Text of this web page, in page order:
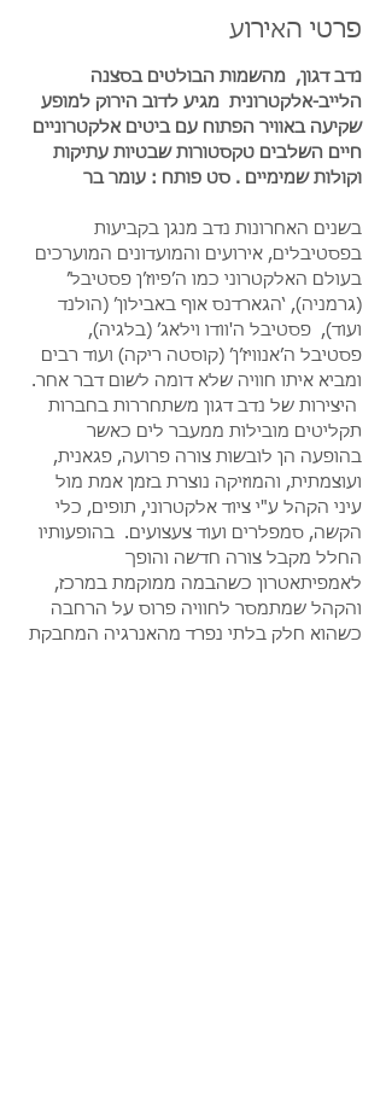
פרטי האירוע
נדב דגון,  מהשמות הבולטים בסצנה
הלייב-אלקטרונית  מגיע לדוב הירוק למופע
שקיעה באוויר הפתוח עם ביטים אלקטרוניים
חיים השלבים טקסטורות שבטיות עתיקות
וקולות שמימיים . סט פותח : עומר בר
בשנים האחרונות נדב מנגן בקביעות
בפסטיבלים, אירועים והמועדונים המוערכים
בעולם האלקטרוני כמו ה’פיוז’ן פסטיבל’
(גרמניה), ‘הגארדנס אוף באבילון’ (הולנד
ועוד),  פסטיבל ה'וודו וילאג’ (בלגיה),
פסטיבל ה’אנוויז’ן’ (קוסטה ריקה) ועוד רבים
ומביא איתו חוויה שלא דומה לשום דבר אחר.
היצירות של נדב דגון משתחררות בחברות
תקליטים מובילות ממעבר לים כאשר
בהופעה הן לובשות צורה פרועה, פגאנית,
ועוצמתית, והמוזיקה נוצרת בזמן אמת מול
עיני הקהל ע"י ציוד אלקטרוני, תופים, כלי
הקשה, סמפלרים ועוד צעצועים.  בהופעותיו
החלל מקבל צורה חדשה והופך
לאמפיתאטרון כשהבמה ממוקמת במרכז,
והקהל שמתמסר לחוויה פרוס על הרחבה
כשהוא חלק בלתי נפרד מהאנרגיה המחבקת